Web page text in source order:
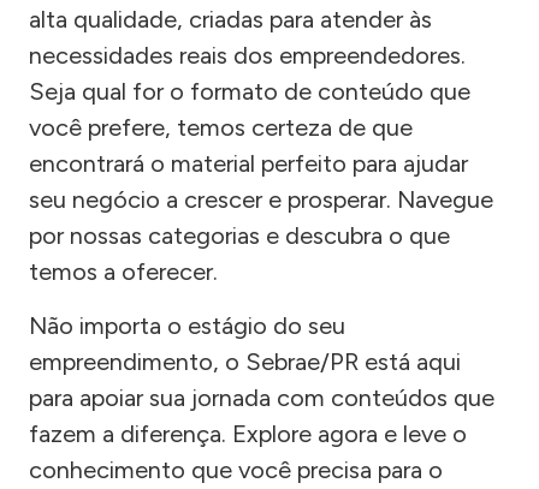
alta qualidade, criadas para atender às
necessidades reais dos empreendedores.
Seja qual for o formato de conteúdo que
você prefere, temos certeza de que
encontrará o material perfeito para ajudar
seu negócio a crescer e prosperar. Navegue
por nossas categorias e descubra o que
temos a oferecer.
Não importa o estágio do seu
empreendimento, o Sebrae/PR está aqui
para apoiar sua jornada com conteúdos que
fazem a diferença. Explore agora e leve o
conhecimento que você precisa para o